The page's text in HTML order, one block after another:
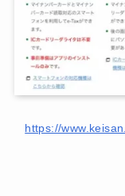
https://